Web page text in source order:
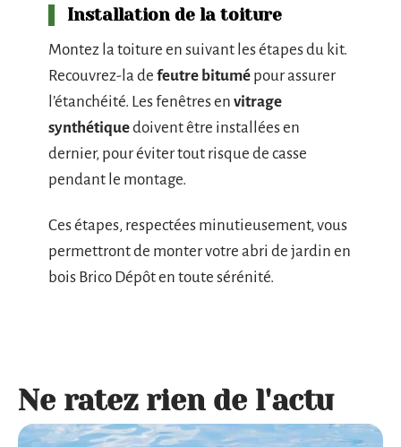
Installation de la toiture
Montez la toiture en suivant les étapes du kit.
Recouvrez-la de feutre bitumé pour assurer
l’étanchéité. Les fenêtres en vitrage
synthétiquedoivent être installées en
dernier, pour éviter tout risque de casse
pendant le montage.
Ces étapes, respectées minutieusement, vous
permettront de monter votre abri de jardin en
bois Brico Dépôt en toute sérénité.
Ne ratez rien de l'actu